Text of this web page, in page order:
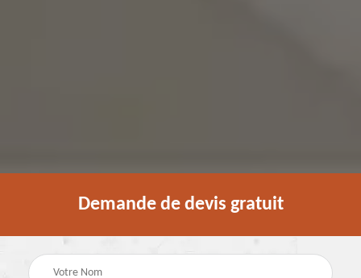
Demande de devis gratuit